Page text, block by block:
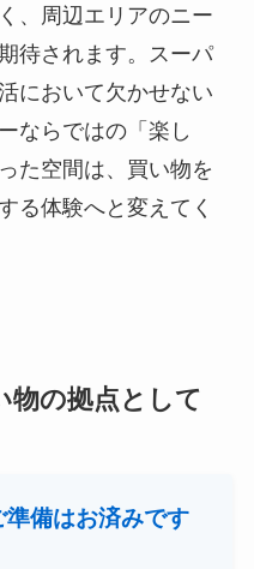
、周辺エリアのニー
待されます。スーパ
において欠かせない
ならではの「楽し
た空間は、買い物を
る体験へと変えてく
物の拠点として
備はお済みです